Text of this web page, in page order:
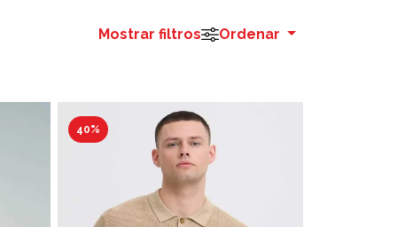
Mostrar filtros Ordenar
40%